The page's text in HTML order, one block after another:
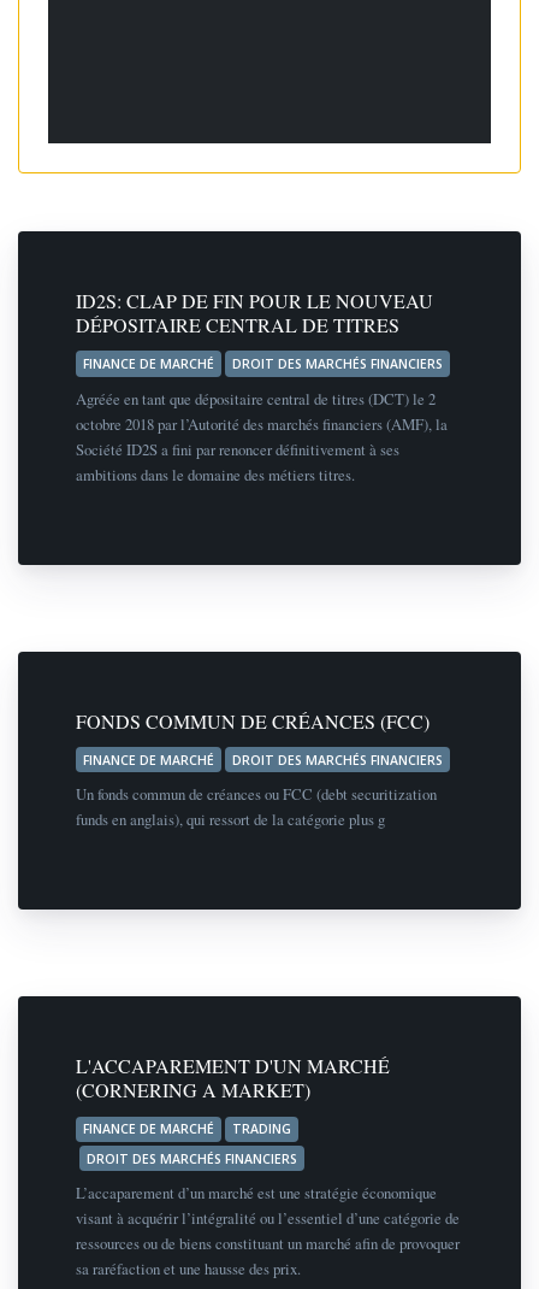
ID2S: CLAP DE FIN POUR LE NOUVEAU
DÉPOSITAIRE CENTRAL DE TITRES
FINANCE DE MARCHÉ DROIT DES MARCHÉS FINANCIERS
Agréée en tant que dépositaire central de titres (DCT) le 2
octobre 2018 par l’Autorité des marchés financiers (AMF), la
Société ID2S a fini par renoncer définitivement à ses
ambitions dans le domaine des métiers titres.
FONDS COMMUN DE CRÉANCES (FCC)
FINANCE DE MARCHÉ DROIT DES MARCHÉS FINANCIERS
Un fonds commun de créances ou FCC (debt securitization
funds en anglais), qui ressort de la catégorie plus g
L'ACCAPAREMENT D'UN MARCHÉ
(CORNERING A MARKET)
FINANCE DE MARCHÉ
TRADING
DROIT DES MARCHÉS FINANCIERS
L’accaparement d’un marché est une stratégie économique
visant à acquérir l’intégralité ou l’essentiel d’une catégorie de
ressources ou de biens constituant un marché afin de provoquer
sa raréfaction et une hausse des prix.